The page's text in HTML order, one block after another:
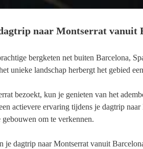
naar Montserrat vanuit
bergketen net buiten Barcelona,
unieke landschap herbergt het gebied
bezoekt, kun je genieten van het
actievere ervaring tijdens je dagtrip
gebouwen om te verkennen.
je dagtrip naar Montserrat vanuit